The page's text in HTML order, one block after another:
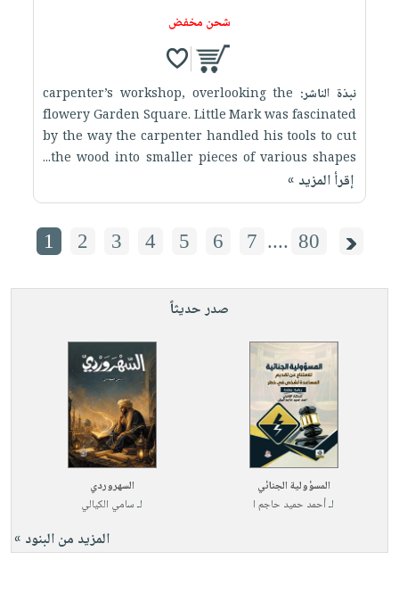
شحن مخفض
نبذة الناشر: carpenter’s workshop, overlooking the
flowery Garden Square. Little Mark was fascinated
by the way the carpenter handled his tools to cut
the wood into smaller pieces of various shapes...
إقرأ المزيد »
1 2 3 4 5 6 7 .... 80
صدر حديثاً
المسؤولية الجنائي
لـأحمد حميد حاجم ا
السهروردي
لـسامي الكيالي
المزيد من البنود »